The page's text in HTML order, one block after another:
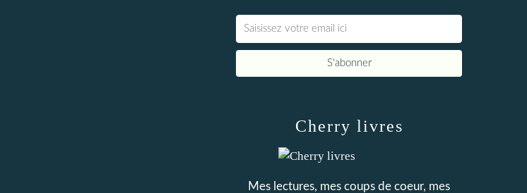
Cherry livres
Mes lectures, mes coups de coeur, mes